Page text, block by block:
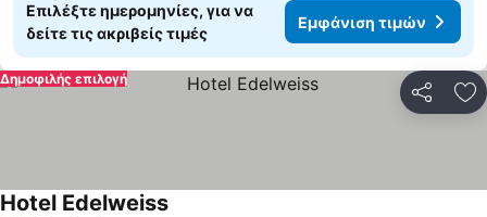
Επιλέξτε ημερομηνίες, για να
δείτε τις ακριβείς τιμές
Εμφάνιση τιμών
Δημοφιλής επιλογή
Hotel Edelweiss